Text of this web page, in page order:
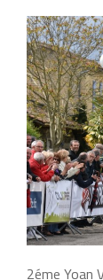
2éme Yoan